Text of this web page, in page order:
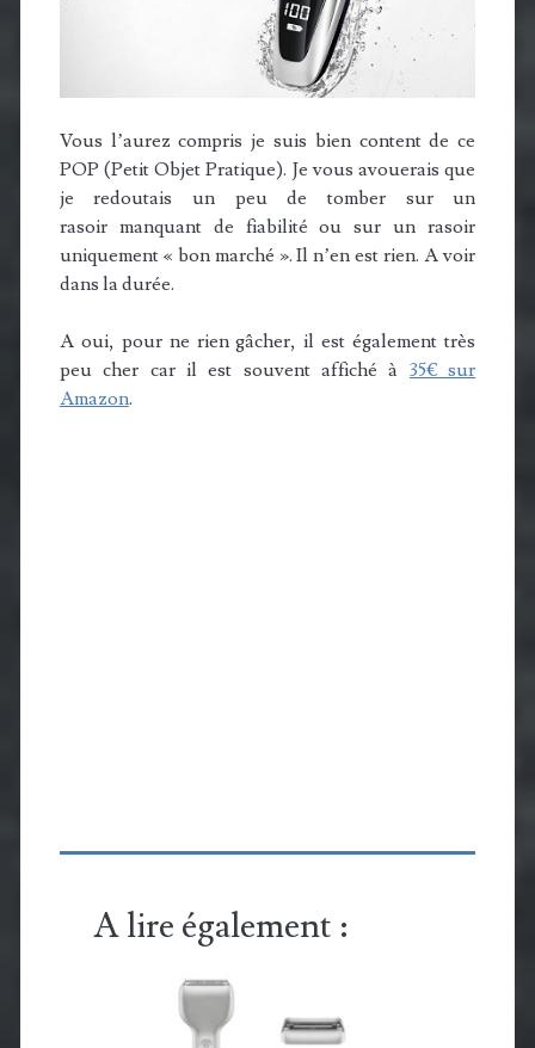
Vous l’aurez compris je suis bien content de ce
POP (Petit Objet Pratique). Je vous avouerais que
je redoutais un peu de tomber sur un
rasoir manquant de fiabilité ou sur un rasoir
uniquement « bon marché ». Il n’en est rien. A voir
dans la durée.
A oui, pour ne rien gâcher, il est également très
peu cher car il est souvent affiché à 35€ sur
Amazon.
A lire également :